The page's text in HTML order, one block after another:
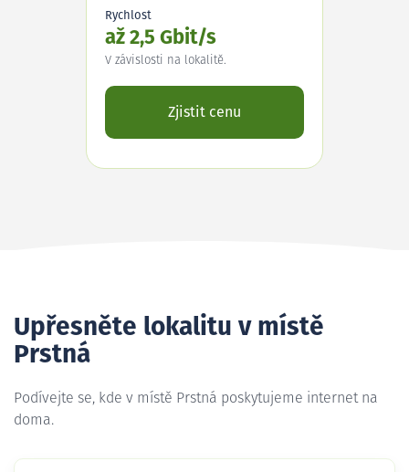
Rychlost
až 2,5 Gbit/s
V závislosti na lokalitě.
Zjistit cenu
Upřesněte lokalitu v místě
Prstná
Podívejte se, kde v místě Prstná poskytujeme internet na
doma.